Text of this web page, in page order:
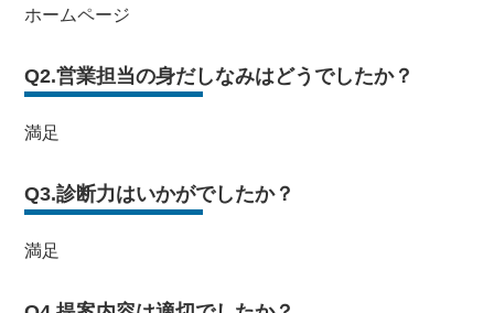
ホームページ
Q2.営業担当の身だしなみはどうでしたか？
満足
Q3.診断力はいかがでしたか？
満足